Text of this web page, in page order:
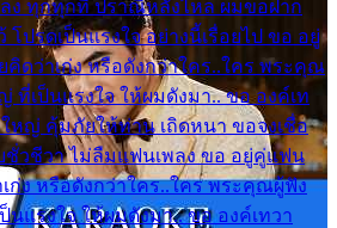
ง ทุกทุกที่ ปราณีหลั่งไหล ผมขอฝาก
โปรดเป็นแรงใจ อย่างนี้เรื่อยไป ขอ อยู่
คิดว่าเก่ง หรือดังกว่าใคร..ใคร พระคุณ
ที่เป็นแรงใจ ให้ผมดังมา.. ขอ องค์เท
หญ่ คุ้มภัยให้ท่าน เถิดหนา ขอจงเชื่อ
ชั่วชีวา ไม่ลืมแฟนเพลง ขอ อยู่คู่แฟน
เก่ง หรือดังกว่าใคร..ใคร พระคุณผู้ฟัง
นแรงใจ ให้ผมดังมา.. ขอ องค์เทวา